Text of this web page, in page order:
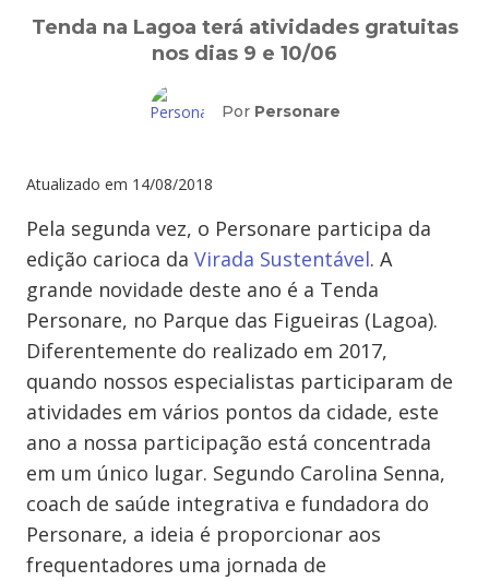
Tenda na Lagoa terá atividades gratuitas
nos dias 9 e 10/06
Por Personare
Atualizado em 14/08/2018
Pela segunda vez, o Personare participa da
edição carioca da Virada Sustentável. A
grande novidade deste ano é a Tenda
Personare, no Parque das Figueiras (Lagoa).
Diferentemente do realizado em 2017,
quando nossos especialistas participaram de
atividades em vários pontos da cidade, este
ano a nossa participação está concentrada
em um único lugar. Segundo Carolina Senna,
coach de saúde integrativa e fundadora do
Personare, a ideia é proporcionar aos
frequentadores uma jornada de